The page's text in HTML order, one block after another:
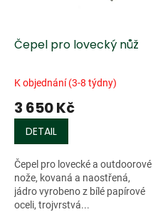
Čepel pro lovecký nůž
K objednání (3-8 týdny)
3 650 Kč
DETAIL
Čepel pro lovecké a outdoorové
nože, kovaná a naostřená,
jádro vyrobeno z bílé papírové
oceli, trojvrstvá...